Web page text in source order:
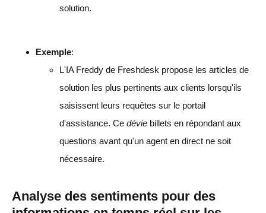
solution.
Exemple:
L'IA Freddy de Freshdesk propose les articles de
solution les plus pertinents aux clients lorsqu'ils
saisissent leurs requêtes sur le portail
d'assistance. Ce dévie billets en répondant aux
questions avant qu'un agent en direct ne soit
nécessaire.
Analyse des sentiments pour des